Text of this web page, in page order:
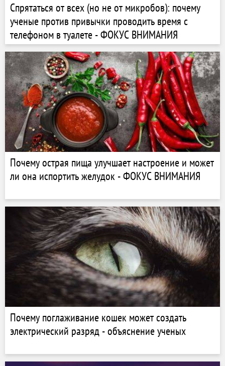
Спрятаться от всех (но не от микробов): почему
ученые против привычки проводить время с
телефоном в туалете - ФОКУС ВНИМАНИЯ
Почему острая пища улучшает настроение и может
ли она испортить желудок - ФОКУС ВНИМАНИЯ
Почему поглаживание кошек может создать
электрический разряд - объяснение ученых